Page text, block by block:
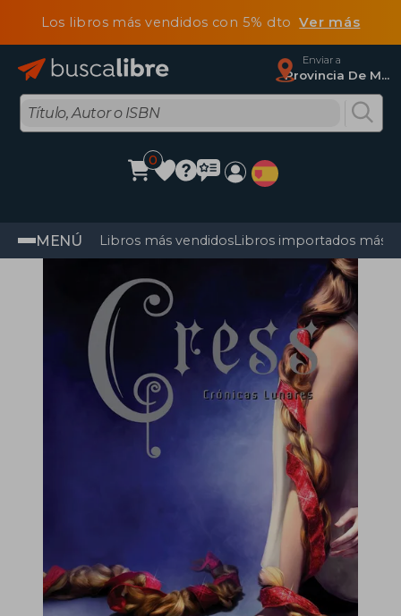
Los libros más vendidos con 5% dtoVer más
Enviar a
Provincia De Madrid
0
MENÚ Libros más vendidosLibros importados más